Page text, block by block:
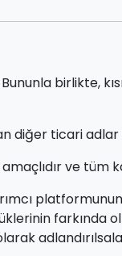
birlikte,
diğer ticari
ve tüm
farkında